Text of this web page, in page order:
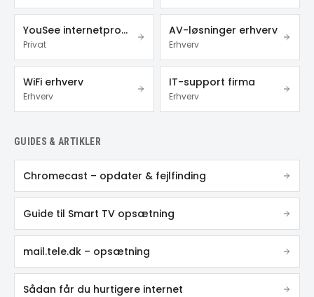
YouSee internetproblemer
Privat
AV-løsninger erhverv
Erhverv
WiFi erhverv
Erhverv
IT-support firma
Erhverv
GUIDES & ARTIKLER
Chromecast – opdater & fejlfinding
Guide til Smart TV opsætning
mail.tele.dk – opsætning
Sådan får du hurtigere internet